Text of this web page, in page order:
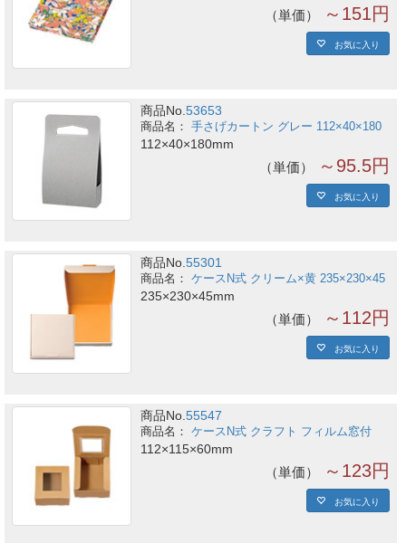
単価 ～151円
お気に入り
商品No.53653
手さげカートン グレー 112×40×180
112×40×180mm
単価 ～95.5円
お気に入り
商品No.55301
ケースN式 クリーム×黄 235×230×45
235×230×45mm
単価 ～112円
お気に入り
商品No.55547
ケースN式 クラフト フィルム窓付
112×115×60mm
単価 ～123円
お気に入り